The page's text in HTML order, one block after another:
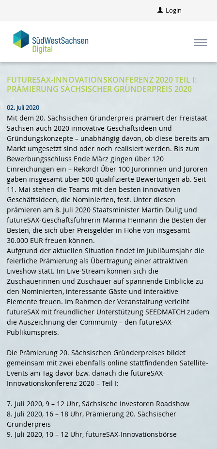
Login
FUTURESAX-INNOVATIONSKONFERENZ 2020 TEIL I:
PRÄMIERUNG SÄCHSISCHER GRÜNDERPREIS 2020
02. Juli 2020
Mit dem 20. Sächsischen Gründerpreis prämiert der Freistaat
Sachsen auch 2020 innovative Geschäftsideen und
Gründungskonzepte – unabhängig davon, ob diese bereits am
Markt umgesetzt sind oder noch realisiert werden. Bis zum
Bewerbungsschluss Ende März gingen über 120
Einreichungen ein – Rekord! Über 100 Jurorinnen und Juroren
gaben insgesamt über 500 qualifizierte Bewertungen ab. Seit
11. Mai stehen die Teams mit den besten innovativen
Geschäftsideen, die Nominierten, fest. Unter diesen
prämieren am 8. Juli 2020 Staatsminister Martin Dulig und
futureSAX-Geschäftsführerin Marina Heimann die Besten der
Besten, die sich über Preisgelder in Höhe von insgesamt
30.000 EUR freuen können.
Aufgrund der aktuellen Situation findet im Jubiläumsjahr die
feierliche Prämierung als Übertragung einer attraktiven
Liveshow statt. Im Live-Stream können sich die
Zuschauerinnen und Zuschauer auf spannende Einblicke zu
den Nominierten, interessante Gäste und interaktive
Elemente freuen. Im Rahmen der Veranstaltung verleiht
futureSAX mit freundlicher Unterstützung SEEDMATCH zudem
die Auszeichnung der Community – den futureSAX-
Publikumspreis.
Die Prämierung 20. Sächsischen Gründerpreises bildet
gemeinsam mit zwei ebenfalls online stattfindenden Satellite-
Events am Tag davor bzw. danach die futureSAX-
Innovationskonferenz 2020 – Teil I:
7. Juli 2020, 9 – 12 Uhr, Sächsische Investoren Roadshow
8. Juli 2020, 16 – 18 Uhr, Prämierung 20. Sächsischer
Gründerpreis
9. Juli 2020, 10 – 12 Uhr, futureSAX-Innovationsbörse